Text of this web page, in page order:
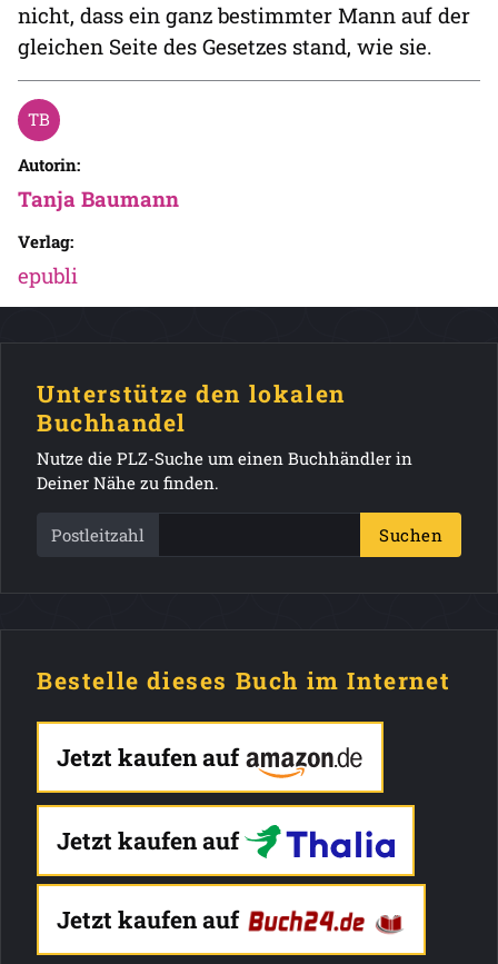
nicht, dass ein ganz bestimmter Mann auf der
gleichen Seite des Gesetzes stand, wie sie.
Autorin:
Tanja Baumann
Verlag:
epubli
Unterstütze den lokalen
Buchhandel
Nutze die PLZ-Suche um einen Buchhändler in
Deiner Nähe zu finden.
Postleitzahl Suchen
Bestelle dieses Buch im Internet
Jetzt kaufen auf
Jetzt kaufen auf
Jetzt kaufen auf